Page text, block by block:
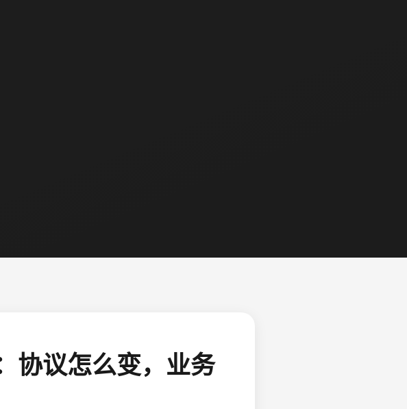
协议怎么变，业务